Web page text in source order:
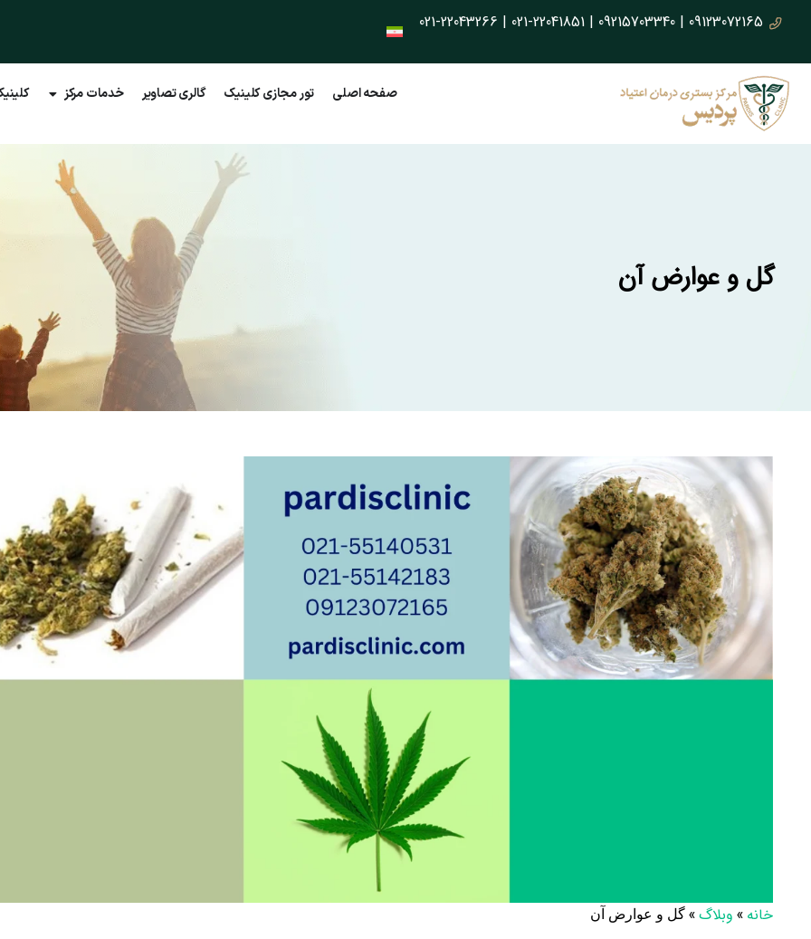
09123072165
|
09215703340
|
021-22041851
|
021-22043266
صفحه اصلی تور مجازی کلینیک گالری تصاویر خدمات مرکز
گل و عوارض آن
خانه » وبلاگ»گل و عوارض آن